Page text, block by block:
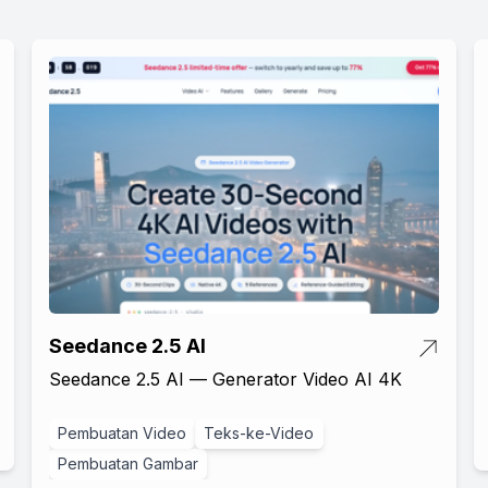
Seedance 2.5 AI
Seedance 2.5 AI — Generator Video AI 4K
Pembuatan Video
Teks-ke-Video
Pembuatan Gambar